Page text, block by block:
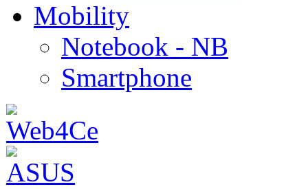
Mobility
Notebook - NB
Smartphone